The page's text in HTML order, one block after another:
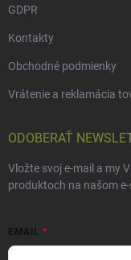
GDPR
Kontakty
Obchodné podmienky
Vrátenie a reklamácia
ODOBERAŤ
Vložte svoj e-mail a my
produktoch na našom e-
EMAIL